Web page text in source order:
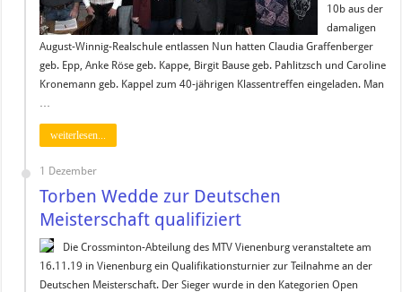
10b aus der
damaligen
August-Winnig-Realschule entlassen Nun hatten Claudia Graffenberger
geb. Epp, Anke Röse geb. Kappe, Birgit Bause geb. Pahlitzsch und Caroline
Kronemann geb. Kappel zum 40-jährigen Klassentreffen eingeladen. Man
…
weiterlesen...
1 Dezember
Torben Wedde zur Deutschen
Meisterschaft qualifiziert
Die Crossminton-Abteilung des MTV Vienenburg veranstaltete am
16.11.19 in Vienenburg ein Qualifikationsturnier zur Teilnahme an der
Deutschen Meisterschaft. Der Sieger wurde in den Kategorien Open